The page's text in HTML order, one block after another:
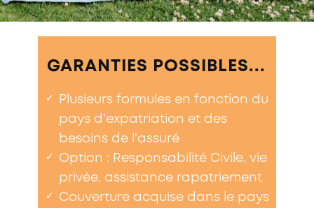
GARANTIES POSSIBLES...
✓
Plusieurs formules en fonction du
pays d'expatriation et des
besoins de l'assuré
✓
Option : Responsabilité Civile, vie
privée, assistance rapatriement
✓
Couverture acquise dans le pays